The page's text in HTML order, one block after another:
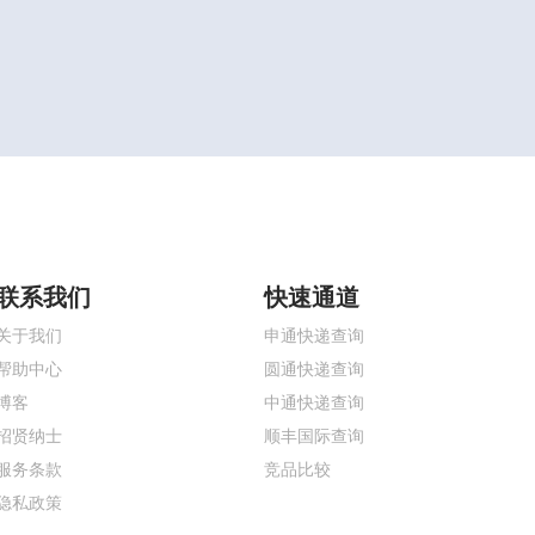
系我们
于我们
助中心
客
贤纳士
务条款
私政策
快速通道
申通快递查询
圆通快递查询
中通快递查询
顺丰国际查询
竞品比较